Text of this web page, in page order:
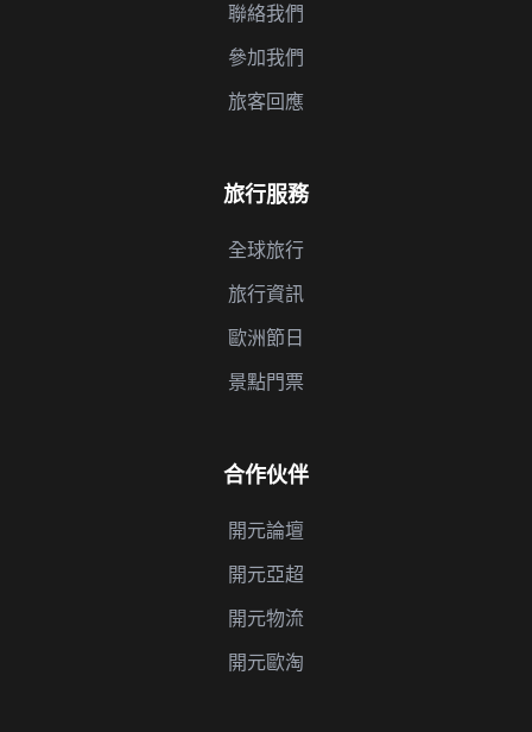
聯絡我們
參加我們
旅客回應
旅行服務
全球旅行
旅行資訊
歐洲節日
景點門票
合作伙伴
開元論壇
開元亞超
開元物流
開元歐淘